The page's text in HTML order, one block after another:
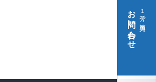
１分で簡単入力
お問い合わせ